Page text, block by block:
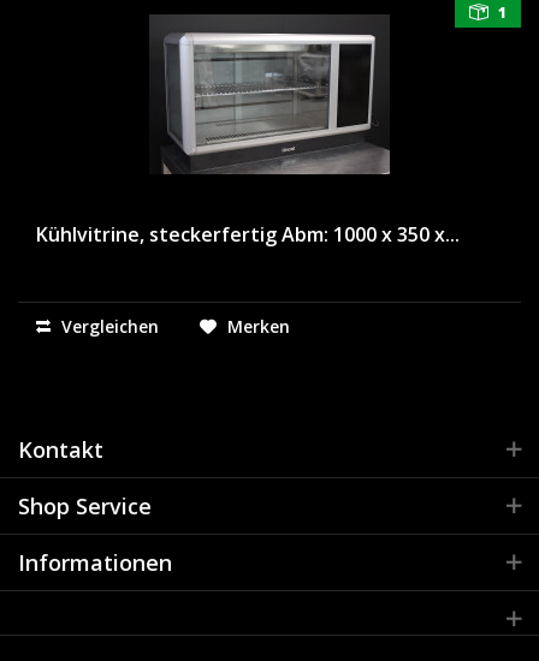
1
Kühlvitrine, steckerfertig Abm: 1000 x 350 x...
Vergleichen Merken
Kontakt
Shop Service
Informationen